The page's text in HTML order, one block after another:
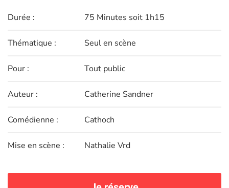
Durée : 75 Minutes soit 1h15
Thématique : Seul en scène
Pour : Tout public
Auteur : Catherine Sandner
Comédienne : Cathoch
Mise en scène : Nathalie Vrd